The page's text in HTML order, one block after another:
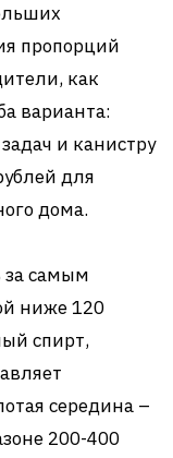
пропорций
как
варианта:
и канистру
для
дома.
за самым
ниже 120
спирт,
середина –
200-400